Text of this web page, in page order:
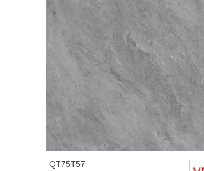
QT75T57